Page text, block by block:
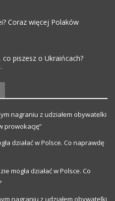
Coraz więcej Polaków
co piszesz o Ukraińcach?
nagraniu z udziałem obywatelki
prowokację”
działać w Polsce. Co naprawdę
mogła działać w Polsce. Co
nagraniu z udziałem obywatelki